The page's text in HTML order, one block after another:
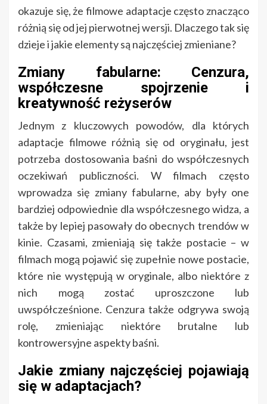
okazuje się, że filmowe adaptacje często znacząco
różnią się od jej pierwotnej wersji. Dlaczego tak się
dzieje i jakie elementy są najczęściej zmieniane?
Zmiany fabularne: Cenzura,
współczesne spojrzenie i
kreatywność reżyserów
Jednym z kluczowych powodów, dla których
adaptacje filmowe różnią się od oryginału, jest
potrzeba dostosowania baśni do współczesnych
oczekiwań publiczności. W filmach często
wprowadza się zmiany fabularne, aby były one
bardziej odpowiednie dla współczesnego widza, a
także by lepiej pasowały do obecnych trendów w
kinie. Czasami, zmieniają się także postacie – w
filmach mogą pojawić się zupełnie nowe postacie,
które nie występują w oryginale, albo niektóre z
nich mogą zostać uproszczone lub
uwspółcześnione. Cenzura także odgrywa swoją
rolę, zmieniając niektóre brutalne lub
kontrowersyjne aspekty baśni.
Jakie zmiany najczęściej pojawiają
się w adaptacjach?